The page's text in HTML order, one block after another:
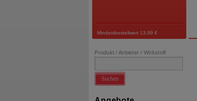
Mindestbestellwert 13,99 €
Produkt / Anbieter / Wirkstoff
Suchen